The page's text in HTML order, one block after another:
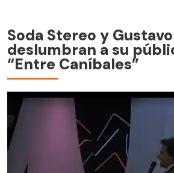
Soda Stereo y
deslumbran a su
“Entre Caníbales”